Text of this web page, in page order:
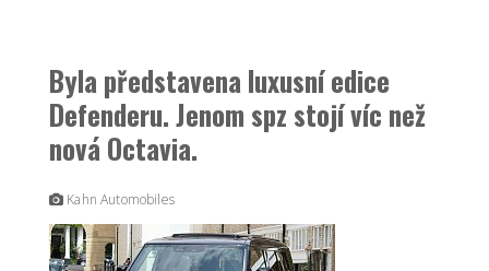
Byla představena luxusní edice
Defenderu. Jenom spz stojí víc než
nová Octavia.
Kahn Automobiles